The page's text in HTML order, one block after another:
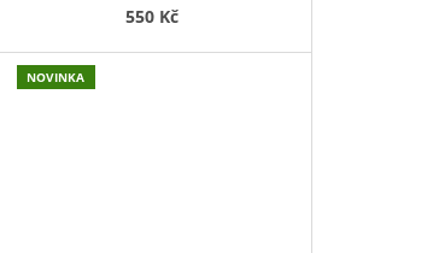
550 Kč
NOVINKA